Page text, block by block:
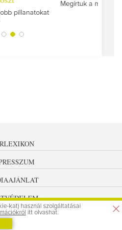
vizsgákat, már lázasan készülünk
az utolsó...
kat) használ szolgáltatásai
itt olvashat.